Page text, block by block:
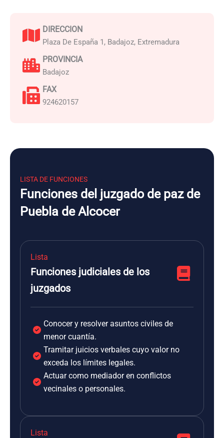
DIRECCION
Plaza De España 1, Badajoz, Extremadura
PROVINCIA
Badajoz
FAX
924620157
LISTA DE FUNCIONES
Funciones del juzgado de paz de
Puebla de Alcocer
Lista
Funciones judiciales de los
juzgados
Conocer y resolver asuntos civiles de
menor cuantía.
Tramitar juicios verbales cuyo valor no
exceda los límites legales.
Actuar como mediador en conflictos
vecinales o personales.
Lista